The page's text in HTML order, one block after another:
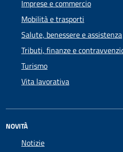
Imprese e commercio
Mobilità e trasporti
Salute, benessere e assistenza
Tributi, finanze e
Turismo
Vita lavorativa
NOVITÀ
Notizie